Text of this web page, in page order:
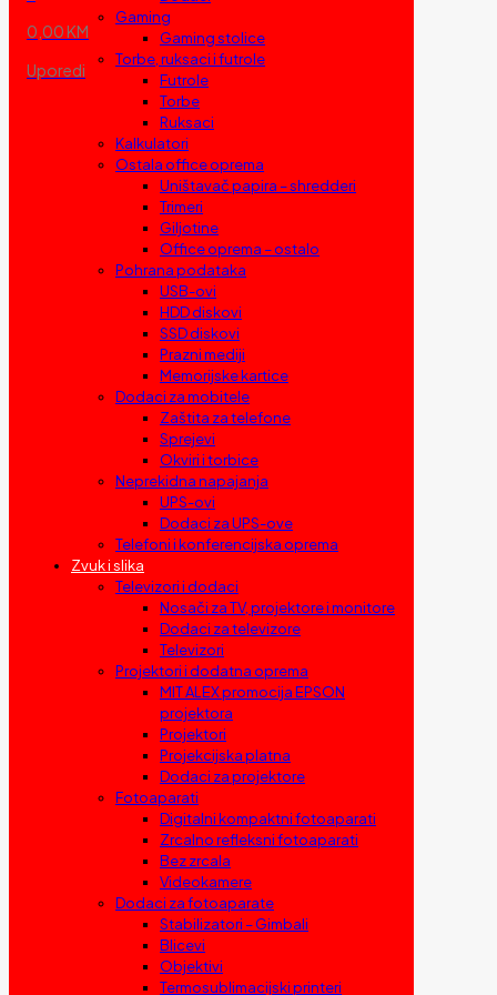
0,00 KM
Uporedi
Gaming
Gaming stolice
Torbe, ruksaci i futrole
Futrole
Torbe
Ruksaci
Kalkulatori
Ostala office oprema
Uništavač papira – shredderi
Trimeri
Giljotine
Office oprema – ostalo
Pohrana podataka
USB-ovi
HDD diskovi
SSD diskovi
Prazni mediji
Memorijske kartice
Dodaci za mobitele
Zaštita za telefone
Sprejevi
Okviri i torbice
Neprekidna napajanja
UPS-ovi
Dodaci za UPS-ove
Telefoni i konferencijska oprema
Zvuk i slika
Televizori i dodaci
Nosači za TV, projektore i monitore
Dodaci za televizore
Televizori
Projektori i dodatna oprema
MIT ALEX promocija EPSON
projektora
Projektori
Projekcijska platna
Dodaci za projektore
Fotoaparati
Digitalni kompaktni fotoaparati
Zrcalno refleksni fotoaparati
Bez zrcala
Videokamere
Dodaci za fotoaparate
Stabilizatori – Gimbali
Blicevi
Objektivi
Termosublimacijski printeri